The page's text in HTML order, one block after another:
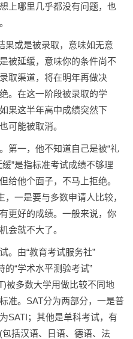
上哪里几乎都没有问题，也
果或是被录取，意味如无意
被延缓，意味你的条件尚不
取渠道，将在明年再做决
。在这一阶段被录取的学
果这半年高中成绩突然下
可能被取消。
第一，他不知道自己是被“礼
缓”是指标准考试成绩不够理
给他个面子，不马上拒绝。
，一是要与多数申请人比较，
更好的成绩。一般来说，你
会就不大了。
。由“教育考试服务社”
的“学术水平测验考试”
被多数大学用做比较不同地
准。SAT分为两部分，一是普
SATI；其他是单科考试，有
括汉语、日语、德语、法